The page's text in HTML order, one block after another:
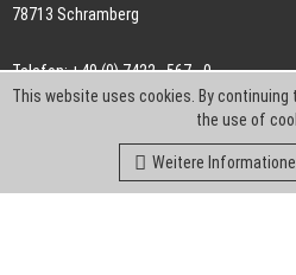
78713 Schramberg
Telefon: +49 (0) 7422 . 567 - 0
Telefax: +49 (0) 7422 . 567 - 239
info-ch@kern-liebers.com
This website uses cookies. By
the use of
Weitere